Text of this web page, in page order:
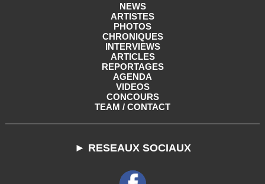
NEWS
ARTISTES
PHOTOS
CHRONIQUES
INTERVIEWS
ARTICLES
REPORTAGES
AGENDA
VIDEOS
CONCOURS
TEAM / CONTACT
► RESEAUX SOCIAUX